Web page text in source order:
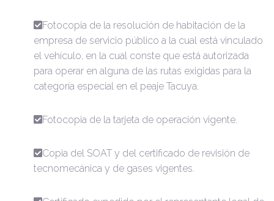
Fotocopia de la resolución de habitación de la
empresa de servicio público a la cual está vinculado
el vehículo, en la cual conste que está autorizada
para operar en alguna de las rutas exigidas para la
categoría especial en el peaje Tacuya.
Fotocopia de la tarjeta de operación vigente.
Copia del SOAT y del certificado de revisión de
tecnomecánica y de gases vigentes.